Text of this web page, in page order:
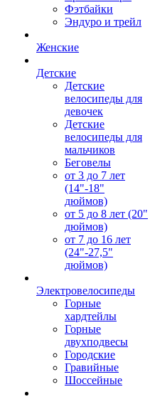
Фэтбайки
Эндуро и трейл
Женские
Детские
Детские
велосипеды для
девочек
Детские
велосипеды для
мальчиков
Беговелы
от 3 до 7 лет
(14"-18"
дюймов)
от 5 до 8 лет (20"
дюймов)
от 7 до 16 лет
(24"-27,5"
дюймов)
Электровелосипеды
Горные
хардтейлы
Горные
двухподвесы
Городские
Гравийные
Шоссейные